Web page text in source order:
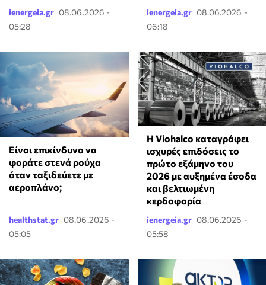
ienergeia.gr 08.06.2026 -
05:28
ienergeia.gr 08.06.2026 -
06:18
⁠Είναι επικίνδυνο να
φοράτε στενά ρούχα
όταν ταξιδεύετε με
αεροπλάνο;
healthstat.gr 08.06.2026 -
05:05
Η Viohalco καταγράφει
ισχυρές επιδόσεις το
πρώτο εξάμηνο του
2026 με αυξημένα έσοδα
και βελτιωμένη
κερδοφορία
ienergeia.gr 08.06.2026 -
05:58